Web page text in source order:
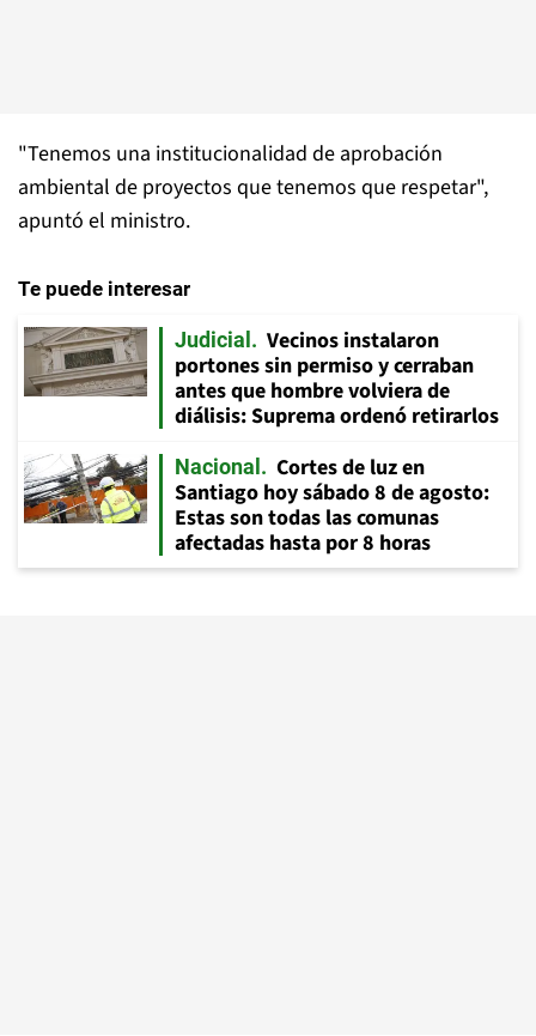
"Tenemos una institucionalidad de aprobación
ambiental de proyectos que tenemos que respetar",
apuntó el ministro.
Te puede interesar
Judicial
Vecinos instalaron
portones sin permiso y cerraban
antes que hombre volviera de
diálisis: Suprema ordenó retirarlos
Nacional
Cortes de luz en
Santiago hoy sábado 8 de agosto:
Estas son todas las comunas
afectadas hasta por 8 horas